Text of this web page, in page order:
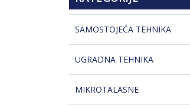
SAMOSTOJEĆA TEHNIKA
UGRADNA TEHNIKA
MIKROTALASNE